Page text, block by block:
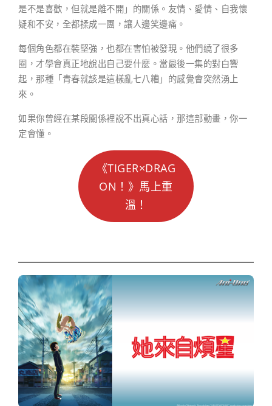
是不是喜歡，但就是離不開」的關係。友情、愛情、自我懷
疑和不安，全都揉成一團，讓人邊笑邊痛。
每個角色都在裝堅強，也都在害怕被發現。他們繞了很多
圈，才學會真正地說出自己要什麼。當最後一集的對白響
起，那種「青春就該是這樣亂七八糟」的感覺會突然湧上
來。
如果你曾經在某段關係裡說不出真心話，那這部動畫，你一
定會懂。
《TIGER×DRAG
ON！》馬上重
溫！